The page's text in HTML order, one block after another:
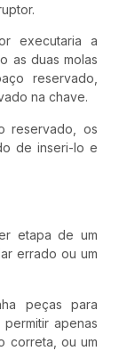
executaria a
as duas molas
reservado,
na chave.
reservado, os
de inseri-lo e
etapa de um
errado ou um
peças para
apenas
correta, ou um